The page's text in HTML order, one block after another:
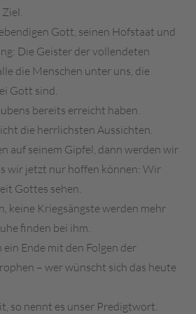
Gott, seinen Hofstaat und
Die Geister der vollendeten
die Menschen unter uns, die
Gott sind.
bereits erreicht haben.
die herrlichsten Aussichten.
auf seinem Gipfel, dann werden wir
wir jetzt nur hoffen können: Wir
Gottes sehen.
keine Kriegsängste werden mehr
finden bei ihm.
ein Ende mit den Folgen der
– wer wünscht sich das heute
so nennt es unser Predigtwort.